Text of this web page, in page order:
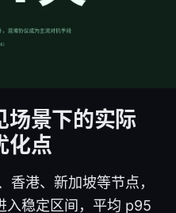
场景下的实际
化点
香港、新加坡等节点，
入稳定区间，平均 p95